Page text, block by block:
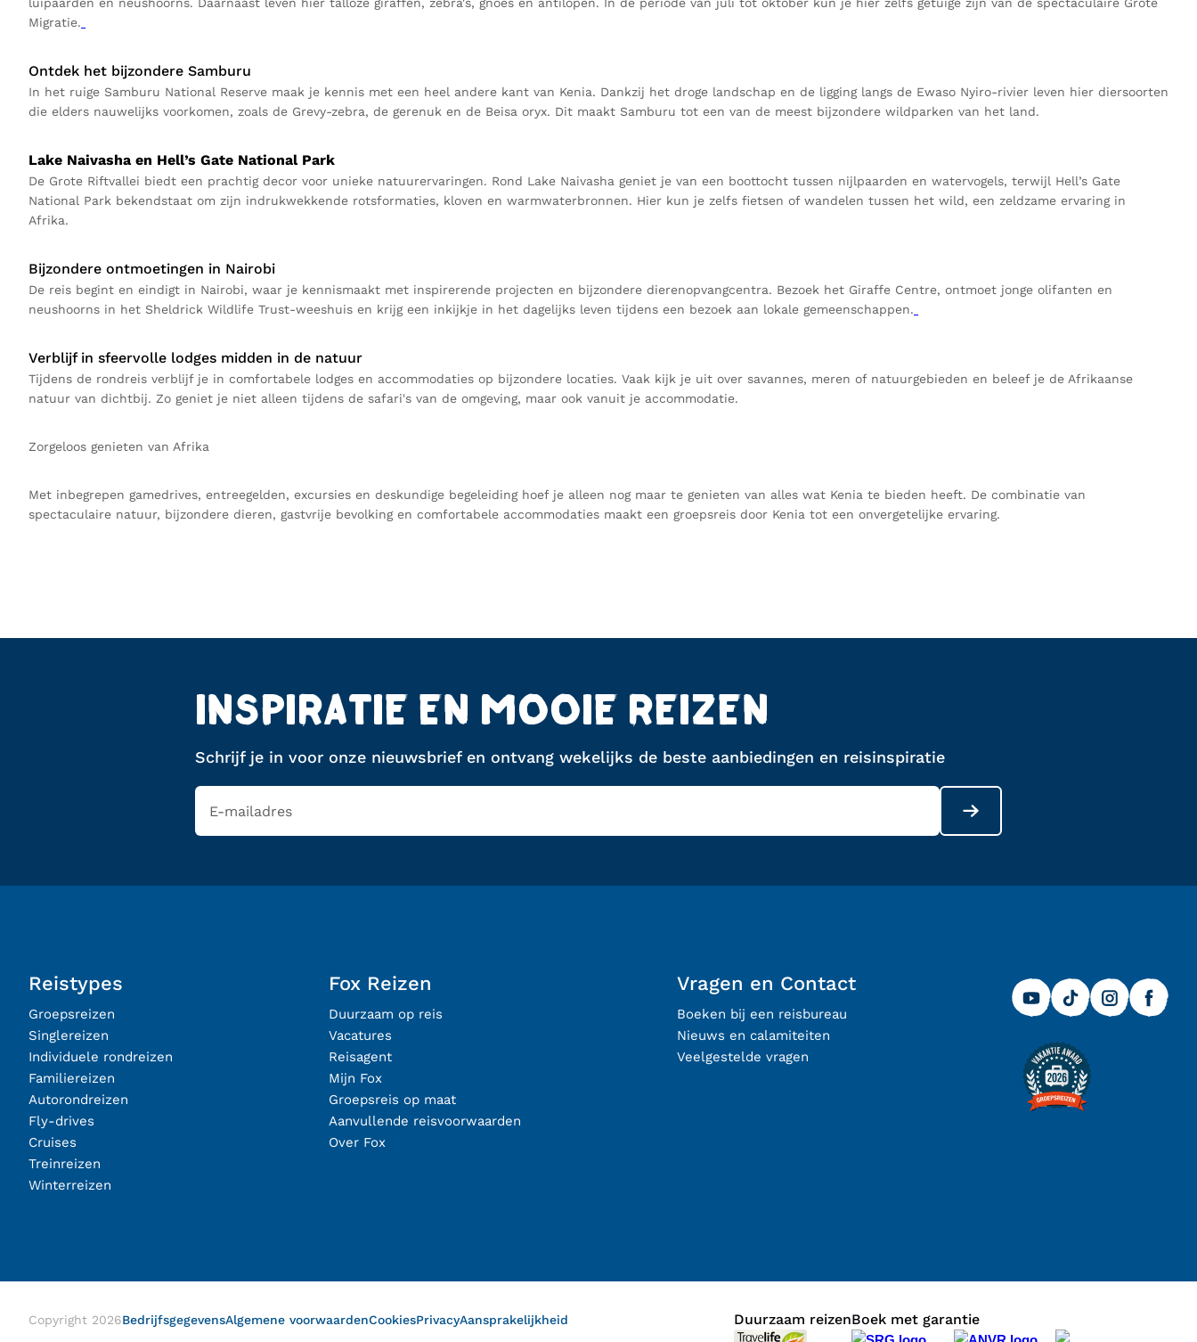
Migratie.
Ontdek het bijzondere Samburu
In het ruige Samburu National Reserve maak je kennis met een heel andere kant van Kenia. Dankzij het droge landschap en de ligging langs de Ewaso Nyiro-rivier leven hier diersoorten
die elders nauwelijks voorkomen, zoals de Grevy-zebra, de gerenuk en de Beisa oryx. Dit maakt Samburu tot een van de meest bijzondere wildparken van het land.
Lake Naivasha en Hell’s Gate National Park
De Grote Riftvallei biedt een prachtig decor voor unieke natuurervaringen. Rond Lake Naivasha geniet je van een boottocht tussen nijlpaarden en watervogels, terwijl Hell’s Gate
National Park bekendstaat om zijn indrukwekkende rotsformaties, kloven en warmwaterbronnen. Hier kun je zelfs fietsen of wandelen tussen het wild, een zeldzame ervaring in
Afrika.
Bijzondere ontmoetingen in Nairobi
De reis begint en eindigt in Nairobi, waar je kennismaakt met inspirerende projecten en bijzondere dierenopvangcentra. Bezoek het Giraffe Centre, ontmoet jonge olifanten en
neushoorns in het Sheldrick Wildlife Trust-weeshuis en krijg een inkijkje in het dagelijks leven tijdens een bezoek aan lokale gemeenschappen.
Verblijf in sfeervolle lodges midden in de natuur
Tijdens de rondreis verblijf je in comfortabele lodges en accommodaties op bijzondere locaties. Vaak kijk je uit over savannes, meren of natuurgebieden en beleef je de Afrikaanse
natuur van dichtbij. Zo geniet je niet alleen tijdens de safari's van de omgeving, maar ook vanuit je accommodatie.
Zorgeloos genieten van Afrika
Met inbegrepen gamedrives, entreegelden, excursies en deskundige begeleiding hoef je alleen nog maar te genieten van alles wat Kenia te bieden heeft. De combinatie van
spectaculaire natuur, bijzondere dieren, gastvrije bevolking en comfortabele accommodaties maakt een groepsreis door Kenia tot een onvergetelijke ervaring.
INSPIRATIE EN MOOIE REIZEN
Schrijf je in voor onze nieuwsbrief en ontvang wekelijks de beste aanbiedingen en reisinspiratie
Reistypes
Groepsreizen
Singlereizen
Individuele rondreizen
Familiereizen
Autorondreizen
Fly-drives
Cruises
Treinreizen
Winterreizen
Fox Reizen
Duurzaam op reis
Vacatures
Reisagent
Mijn Fox
Groepsreis op maat
Aanvullende reisvoorwaarden
Over Fox
Vragen en Contact
Boeken bij een reisbureau
Nieuws en calamiteiten
Veelgestelde vragen
Copyright 2026BedrijfsgegevensAlgemene voorwaardenCookiesPrivacyAansprakelijkheid Duurzaam reizenBoek met garantie